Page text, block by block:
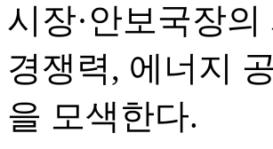
시장·안보국장
경쟁력, 에너지
을 모색한다.